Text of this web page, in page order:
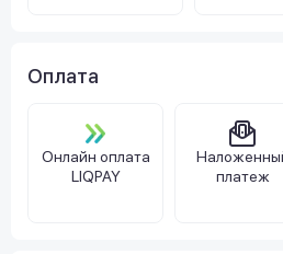
Оплата
Онлайн оплата
LIQPAY
платеж